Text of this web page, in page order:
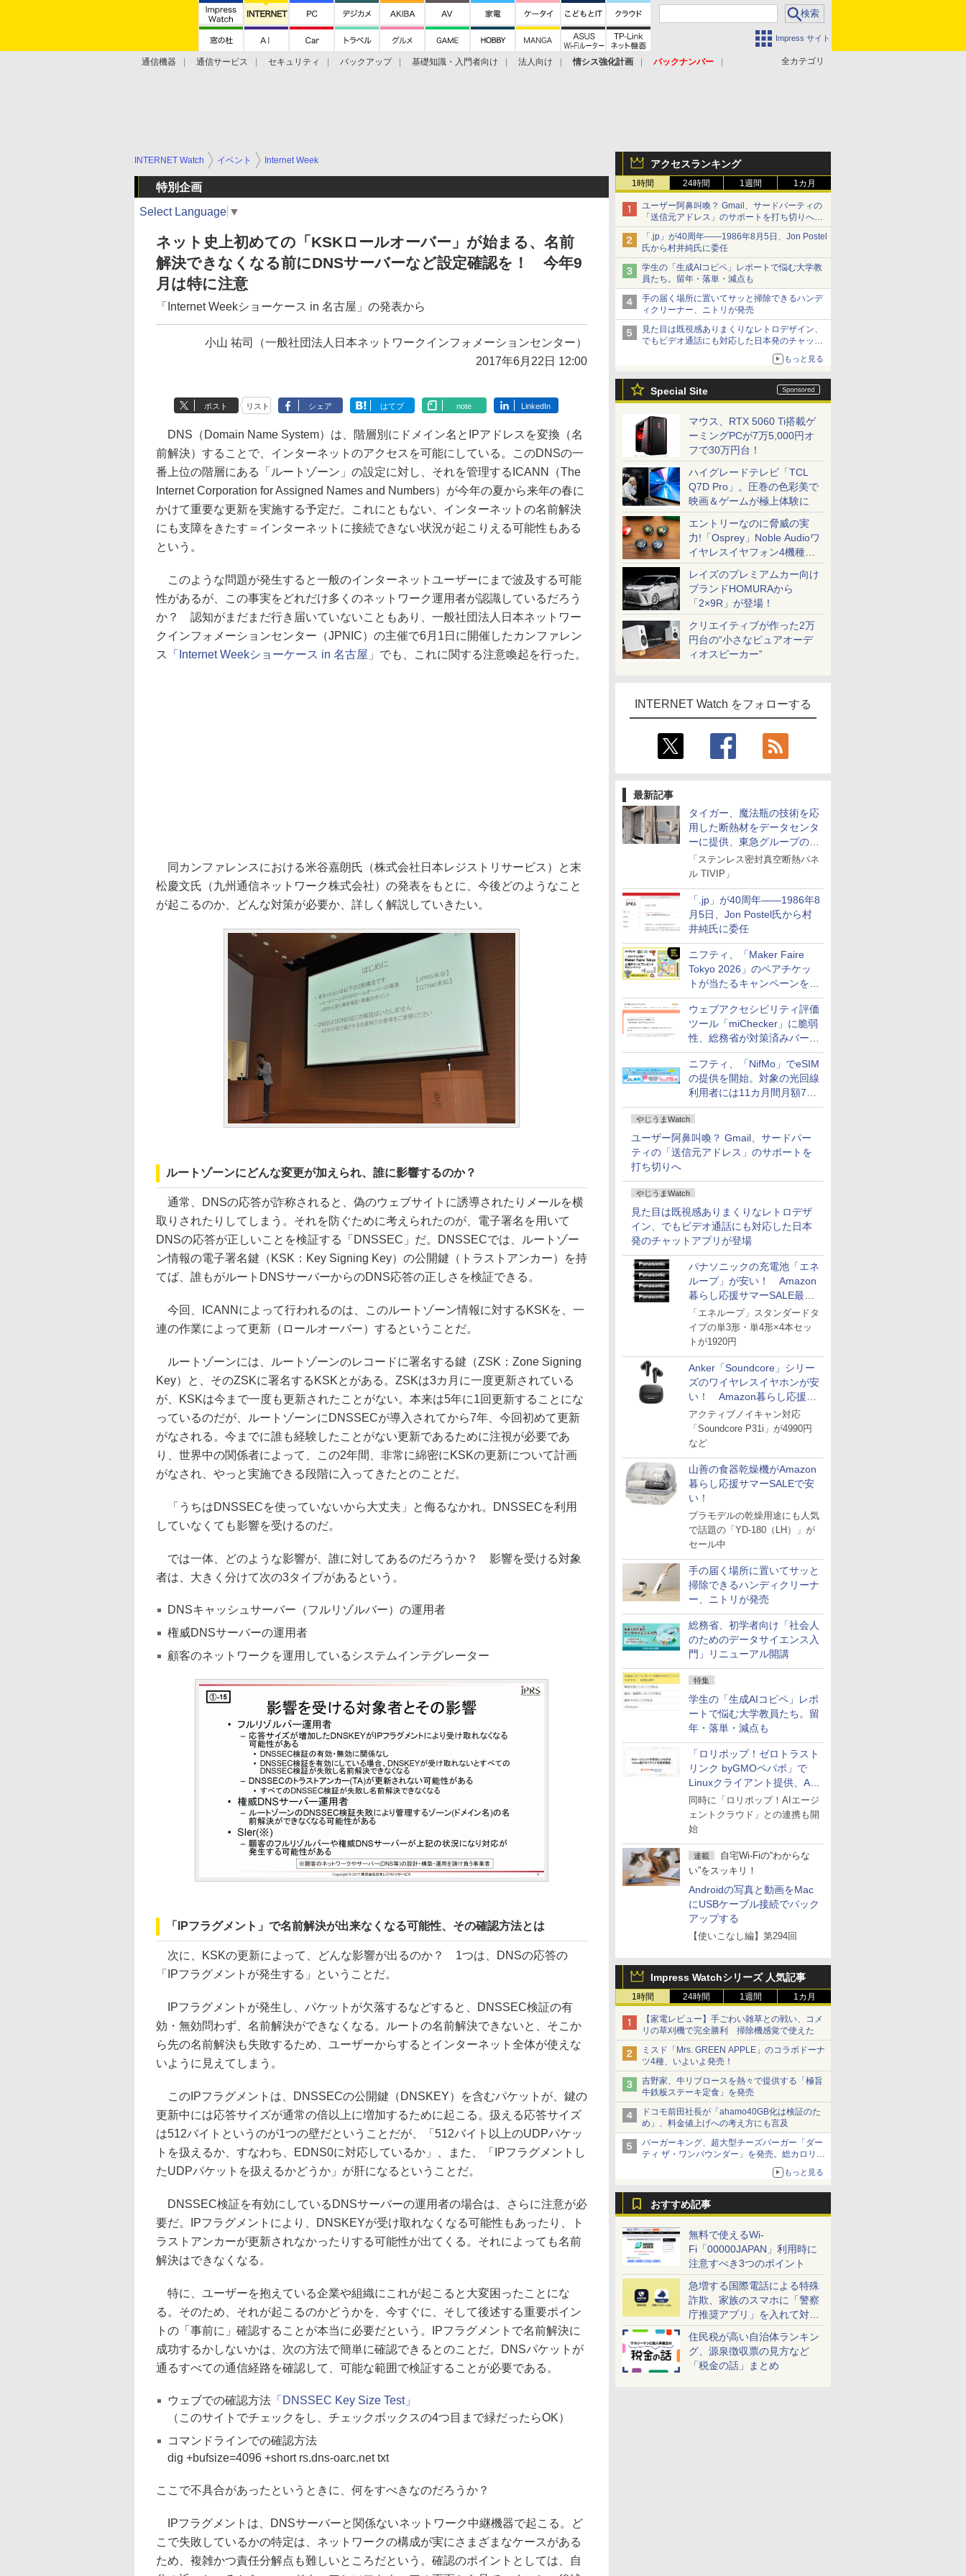
Impress サイト
全カテゴリ
通信機器 通信サービス セキュリティ バックアップ 基礎知識・入門者向け 法人向け 情シス強化計画
バックナンバー
アクセスランキング
1時間 24時間 1週間 1カ月
ユーザー阿鼻叫喚？ Gmail、サードパーティの
「送信元アドレス」のサポートを打ち切りへ
【やじうまWatch】
「.jp」が40周年――1986年8月5日、Jon Postel
氏から村井純氏に委任
学生の「生成AIコピペ」レポートで悩む大学教
員たち。留年・落単・減点も
手の届く場所に置いてサッと掃除できるハンデ
ィクリーナー、ニトリが発売
見た目は既視感ありまくりなレトロデザイン、
でもビデオ通話にも対応した日本発のチャット
もっと見る
Special Site
マウス、RTX 5060 Ti搭載ゲ
ーミングPCが7万5,000円オ
フで30万円台！
ハイグレードテレビ「TCL
Q7D Pro」。圧巻の色彩美で
映画＆ゲームが極上体験に
エントリーなのに脅威の実
力!「Osprey」Noble Audioワ
イヤレスイヤフォン4機種を
一気に聴く
レイズのプレミアムカー向け
ブランドHOMURAから
「2×9R」が登場！
クリエイティブが作った2万
円台の“小さなピュアオーデ
ィオスピーカー”
INTERNET Watch をフォローする
最新記事
タイガー、魔法瓶の技術を応
用した断熱材をデータセンタ
ーに提供、東急グループの実
証実験で
「ステンレス密封真空断熱パネ
ル TIVIP」
「.jp」が40周年――1986年8
月5日、Jon Postel氏から村
井純氏に委任
ニフティ、「Maker Faire
Tokyo 2026」のペアチケッ
トが当たるキャンペーンをX
で実施。8月16日まで
ウェブアクセシビリティ評価
ツール「miChecker」に脆弱
性、総務省が対策済みバージ
ョンへの更新を呼び掛け
ニフティ、「NifMo」でeSIM
の提供を開始。対象の光回線
利用者には11カ月間月額770
円割引のキャンペーン
やじうまWatch
ユーザー阿鼻叫喚？ Gmail、サードパー
ティの「送信元アドレス」のサポートを
打ち切りへ
やじうまWatch
見た目は既視感ありまくりなレトロデザ
イン、でもビデオ通話にも対応した日本
発のチャットアプリが登場
パナソニックの充電池「エネ
ループ」が安い！ Amazon
暮らし応援サマーSALE最終
日
「エネループ」スタンダードタ
イプの単3形・単4形×4本セッ
トが1920円
Anker「Soundcore」シリー
ズのワイヤレスイヤホンが安
い！ Amazon暮らし応援サ
マーSALE
アクティブノイキャン対応
「Soundcore P31i」が4990円
など
山善の食器乾燥機がAmazon
暮らし応援サマーSALEで安
い！
プラモデルの乾燥用途にも人気
で話題の「YD-180（LH）」が
セール中
手の届く場所に置いてサッと
掃除できるハンディクリーナ
ー、ニトリが発売
総務省、初学者向け「社会人
のためのデータサイエンス入
門」リニューアル開講
特集
学生の「生成AIコピペ」レポ
ートで悩む大学教員たち。留
年・落単・減点も
「ロリポップ！ゼロトラスト
リンク byGMOペパボ」で
Linuxクライアント提供、AI
エージェントの接続が容易に
同時に「ロリポップ！AIエージ
ェントクラウド」との連携も開
始
連載
自宅Wi-Fiの“わからな
い”をスッキリ！
Androidの写真と動画をMac
にUSBケーブル接続でバック
アップする
【使いこなし編】第294回
Impress Watchシリーズ 人気記事
1時間 24時間 1週間 1カ月
【家電レビュー】手ごわい雑草との戦い、コメ
リの草刈機で完全勝利 掃除機感覚で使えた
ミスド「Mrs. GREEN APPLE」のコラボドーナ
ツ4種、いよいよ発売！
吉野家、牛リブロースを熱々で提供する「極旨
牛鉄板ステーキ定食」を発売
ドコモ前田社長が「ahamo40GB化は検証のた
め」、料金値上げへの考え方にも言及
バーガーキング、超大型チーズバーガー「ダー
ティ ザ・ワンパウンダー」を発売。総カロリー
もっと見る
おすすめ記事
無料で使えるWi-
Fi「00000JAPAN」利用時に
注意すべき3つのポイント
急増する国際電話による特殊
詐欺、家族のスマホに「警察
庁推奨アプリ」を入れて対策
しよう！
住民税が高い自治体ランキン
グ、源泉徴収票の見方など
「税金の話」まとめ
INTERNET Watch イベント Internet Week
特別企画
Select Language ▼
ネット史上初めての「KSKロールオーバー」が始まる、名前
解決できなくなる前にDNSサーバーなど設定確認を！ 今年9
月は特に注意
「Internet Weekショーケース in 名古屋」の発表から
小山 祐司（一般社団法人日本ネットワークインフォメーションセンター）
2017年6月22日 12:00
ポスト リスト シェア はてブ note LinkedIn
DNS（Domain Name System）は、階層別にドメイン名とIPアドレスを変換（名
前解決）することで、インターネットのアクセスを可能にしている。このDNSの一
番上位の階層にある「ルートゾーン」の設定に対し、それを管理するICANN（The
Internet Corporation for Assigned Names and Numbers）が今年の夏から来年の春に
かけて重要な更新を実施する予定だ。これにともない、インターネットの名前解決
にも支障をきたす＝インターネットに接続できない状況が起こりえる可能性もある
という。
このような問題が発生すると一般のインターネットユーザーにまで波及する可能
性があるが、この事実をどれだけ多くのネットワーク運用者が認識しているだろう
か？ 認知がまだまだ行き届いていないこともあり、一般社団法人日本ネットワー
クインフォメーションセンター（JPNIC）の主催で6月1日に開催したカンファレン
ス
「Internet Weekショーケース in 名古屋」 でも、これに関する注意喚起を行った。
同カンファレンスにおける米谷嘉朗氏（株式会社日本レジストリサービス）と末
松慶文氏（九州通信ネットワーク株式会社）の発表をもとに、今後どのようなこと
が起こるのか、どんな対策が必要か、詳しく解説していきたい。
ルートゾーンにどんな変更が加えられ、誰に影響するのか？
通常、DNSの応答が詐称されると、偽のウェブサイトに誘導されたりメールを横
取りされたりしてしまう。それを防ぐために考えられたのが、電子署名を用いて
DNSの応答が正しいことを検証する「DNSSEC」だ。DNSSECでは、ルートゾー
ン情報の電子署名鍵（KSK：Key Signing Key）の公開鍵（トラストアンカー）を持
てば、誰もがルートDNSサーバーからのDNS応答の正しさを検証できる。
今回、ICANNによって行われるのは、このルートゾーン情報に対するKSKを、一
連の作業によって更新（ロールオーバー）するということだ。
ルートゾーンには、ルートゾーンのレコードに署名する鍵（ZSK：Zone Signing
Key）と、そのZSKに署名するKSKとがある。ZSKは3カ月に一度更新されている
が、KSKは今まで一度も更新されたことがない。本来は5年に1回更新することにな
っているのだが、ルートゾーンにDNSSECが導入されてから7年、今回初めて更新
がなされる。今までに誰も経験したことがない更新であるために注視が必要であ
り、世界中の関係者によって、この2年間、非常に綿密にKSKの更新について計画
がなされ、やっと実施できる段階に入ってきたとのことだ。
「うちはDNSSECを使っていないから大丈夫」と侮るなかれ。DNSSECを利用
していなくても影響を受けるのだ。
では一体、どのような影響が、誰に対してあるのだろうか？ 影響を受ける対象
者は、大きく分けて次の3タイプがあるという。
DNSキャッシュサーバー（フルリゾルバー）の運用者
権威DNSサーバーの運用者
顧客のネットワークを運用しているシステムインテグレーター
「IPフラグメント」で名前解決が出来なくなる可能性、その確認方法とは
次に、KSKの更新によって、どんな影響が出るのか？ 1つは、DNSの応答の
「IPフラグメントが発生する」ということだ。
IPフラグメントが発生し、パケットが欠落するなどすると、DNSSEC検証の有
効・無効問わず、名前解決ができなくなる。ルートの名前解決できないと、そこか
ら先の名前解決も失敗するため、ユーザーからするとインターネット全体が使えな
いように見えてしまう。
このIPフラグメントは、DNSSECの公開鍵（DNSKEY）を含むパケットが、鍵の
更新中には応答サイズが通常の倍以上に増加するために起こる。扱える応答サイズ
は512バイトというのが1つの壁だということだが、「512バイト以上のUDPパケッ
トを扱えるか、すなわち、EDNS0に対応しているか」、また、「IPフラグメントし
たUDPパケットを扱えるかどうか」が肝になるということだ。
DNSSEC検証を有効にしているDNSサーバーの運用者の場合は、さらに注意が必
要だ。IPフラグメントにより、DNSKEYが受け取れなくなる可能性もあったり、ト
ラストアンカーが更新されなかったりする可能性が出てくる。それによっても名前
解決はできなくなる。
特に、ユーザーを抱えている企業や組織にこれが起こると大変困ったことにな
る。そのため、それが起こるのかどうかを、今すぐに、そして後述する重要ポイン
トの「事前に」確認することが本当に必要だという。IPフラグメントで名前解決に
成功するかしないかは、次の方法で簡単に確認できるとのことだ。DNSパケットが
通るすべての通信経路を確認して、可能な範囲で検証することが必要である。
ウェブでの確認方法 「DNSSEC Key Size Test」
（このサイトでチェックをし、チェックボックスの4つ目まで緑だったらOK）
コマンドラインでの確認方法
dig +bufsize=4096 +short rs.dns-oarc.net txt
ここで不具合があったというときに、何をすべきなのだろうか？
IPフラグメントは、DNSサーバーと関係ないネットワーク中継機器で起こる。ど
こで失敗しているかの特定は、ネットワークの構成が実にさまざまなケースがある
ため、複雑かつ責任分解点も難しいところだという。確認のポイントとしては、自